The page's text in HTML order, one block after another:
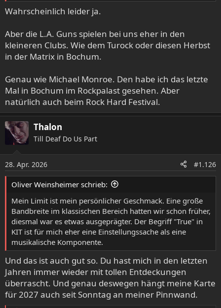
Wahrscheinlich leider ja.
Aber die L.A. Guns spielen bei uns eher in den
kleineren Clubs. Wie dem Turock oder diesen Herbst
in der Matrix in Bochum.
Genau wie Michael Monroe. Den habe ich das letzte
Mal in Bochum im Rockpalast gesehen. Aber
natürlich auch beim Rock Hard Festival.
Thalon
Till Deaf Do Us Part
28. Apr. 2026 #1.126
Oliver Weinsheimer schrieb:
Mein Limit ist mein persönlicher Geschmack. Eine große
Bandbreite im klassischen Bereich hatten wir schon früher,
diesmal war es etwas ausgeprägter. Der Begriff "True" in
KIT ist für mich eher eine Einstellungssache als eine
musikalische Komponente.
Und das ist auch gut so. Du hast mich in den letzten
Jahren immer wieder mit tollen Entdeckungen
überrascht. Und genau deswegen hängt meine Karte
für 2027 auch seit Sonntag an meiner Pinnwand.